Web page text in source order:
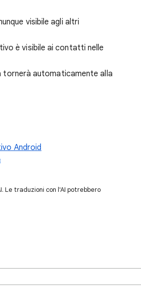
visibile agli altri
è visibile ai contatti nelle
tornerà automaticamente alla
Android
traduzioni con l'AI potrebbero